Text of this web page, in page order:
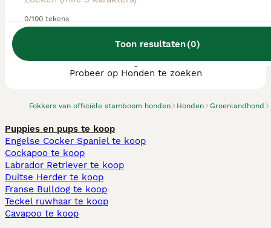
0/100 tekens
Toon resultaten(0)
Fokkers van officiële stamboom honden Honden Groenlandhond
We hebben 0 Groenlandhond fokkers,
Leusden gevonden.
Probeer op Honden te zoeken
Puppies en pups te koop
Engelse Cocker Spaniel te koop
Cockapoo te koop
Labrador Retriever te koop
Duitse Herder te koop
Franse Bulldog te koop
Teckel ruwhaar te koop
Cavapoo te koop